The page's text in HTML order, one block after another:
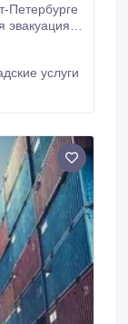
Петербурге
в
км --- -
легковых
для
в
услуги